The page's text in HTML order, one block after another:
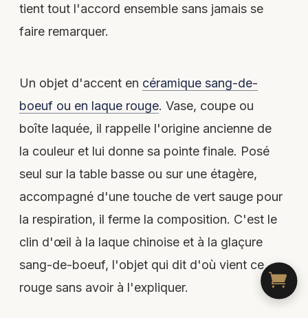
tient tout l'accord ensemble sans jamais se
faire remarquer.
Un objet d'accent en céramique sang-de-
boeuf ou en laque rouge. Vase, coupe ou
boîte laquée, il rappelle l'origine ancienne de
la couleur et lui donne sa pointe finale. Posé
seul sur la table basse ou sur une étagère,
accompagné d'une touche de vert sauge pour
la respiration, il ferme la composition. C'est le
clin d'œil à la laque chinoise et à la glaçure
sang-de-boeuf, l'objet qui dit d'où vient ce
rouge sans avoir à l'expliquer.